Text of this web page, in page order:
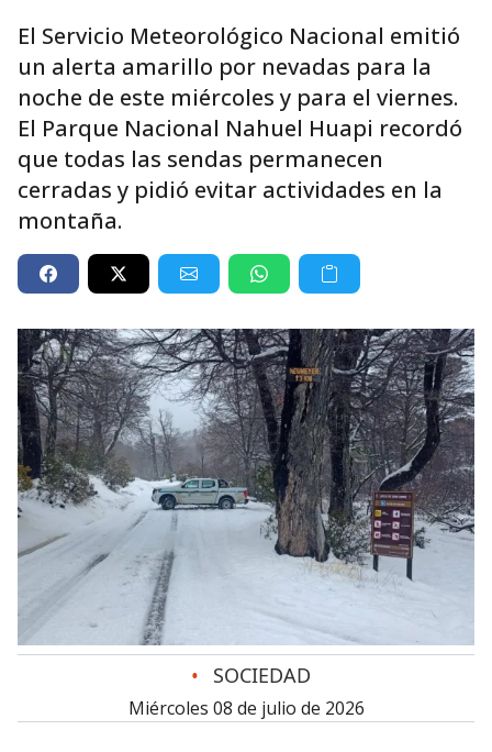
El Servicio Meteorológico Nacional emitió
un alerta amarillo por nevadas para la
noche de este miércoles y para el viernes.
El Parque Nacional Nahuel Huapi recordó
que todas las sendas permanecen
cerradas y pidió evitar actividades en la
montaña.
• SOCIEDAD
miércoles 08 de julio de 2026